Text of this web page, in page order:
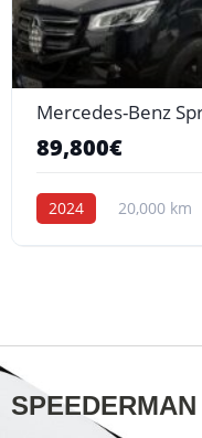
Mercedes-Benz
89,800€
2024 20,000 km
SPEEDERMAN